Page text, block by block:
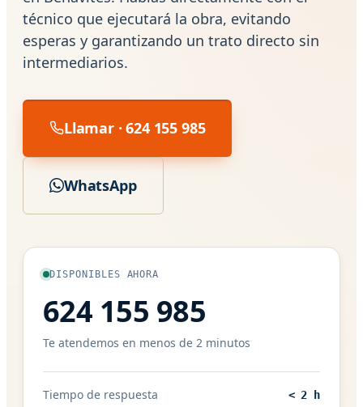
técnico que ejecutará la obra, evitando
esperas y garantizando un trato directo sin
intermediarios.
Llamar · 624 155 985
WhatsApp
DISPONIBLES AHORA
624 155 985
Te atendemos en menos de 2 minutos
Tiempo de respuesta < 2 h